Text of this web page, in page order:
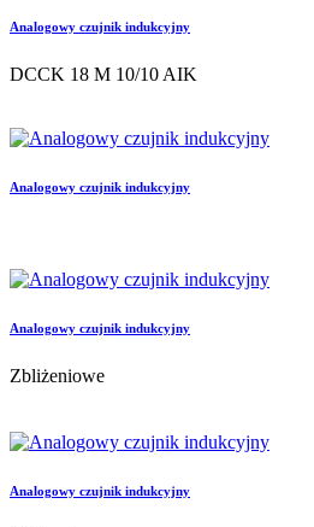
Analogowy czujnik indukcyjny
DCCK 18 M 10/10 AIK
Analogowy czujnik indukcyjny
Analogowy czujnik indukcyjny
Zbliżeniowe
Analogowy czujnik indukcyjny